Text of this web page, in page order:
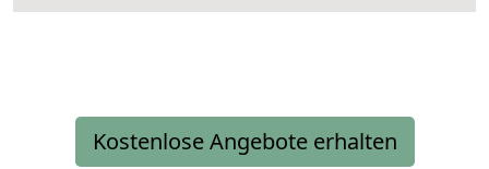
Kostenlose Angebote erhalten